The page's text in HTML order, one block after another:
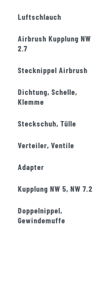
Luftschlauch
Airbrush Kupplung NW
2.7
Stecknippel Airbrush
Dichtung, Schelle,
Klemme
Steckschuh, Tülle
Verteiler, Ventile
Adapter
Kupplung NW 5, NW 7.2
Doppelnippel,
Gewindemuffe